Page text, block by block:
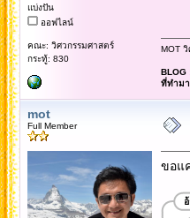
แบ่งปัน
ออฟไลน์
คณะ: วิศวกรรมศาสตร์
กระทู้: 830
MOT
BLOG
ที่ทำม
mot
Full Member
ขอแ